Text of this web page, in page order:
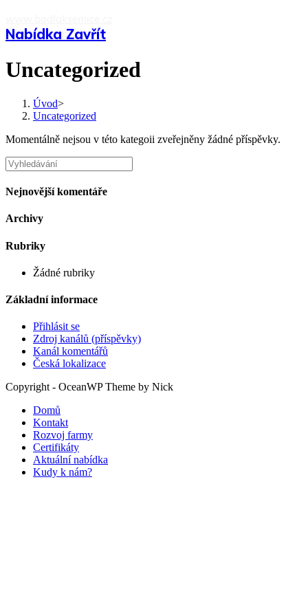
obsahu
Nabídka Zavřít
Uncategorized
Úvod>
Uncategorized
Momentálně nejsou v této kategoii zveřejněny žádné příspěvky.
Vyhledat:
Nejnovější komentáře
Archivy
Rubriky
Žádné rubriky
Základní informace
Přihlásit se
Zdroj kanálů (příspěvky)
Kanál komentářů
Česká lokalizace
Copyright - OceanWP Theme by Nick
Domů
Kontakt
Rozvoj farmy
Certifikáty
Aktuální nabídka
Kudy k nám?